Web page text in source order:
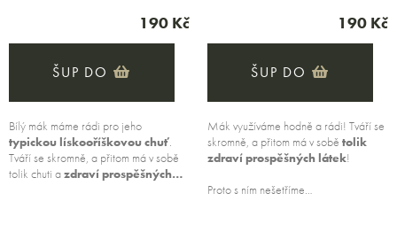
190 Kč
ŠUP DO
Bílý mák máme rádi pro jeho
typickou lískooříškovou chuť.
Tváří se skromně, a přitom má v sobě
tolik chuti azdraví prospěšných…
190 Kč
ŠUP DO
Mák využíváme hodně a rádi! Tváří se
skromně, a přitom má v sobě tolik
zdraví prospěšných látek!
Proto s ním nešetříme…